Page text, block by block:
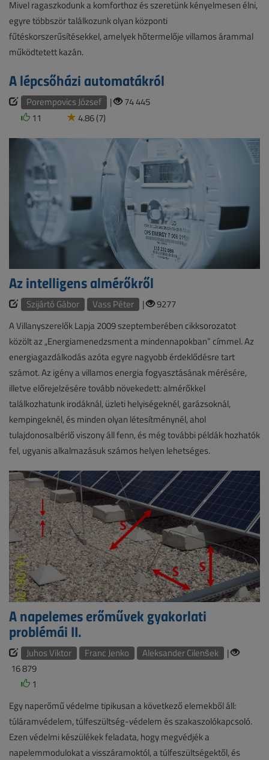
Mivel ragaszkodunk a komforthoz és szeretünk kényelmesen élni,
egyre többször találkozunk olyan központi
fűtéskorszerűsítésekkel, amelyek hőtermelője villamos árammal
működtetett kazán.
A lépcsőházi automatákról
Porempovics József |
74 445
11
4.86 (7)
Az intelligens almérőkről
Szijártó Gábor Vass Péter |
9277
A Villanyszerelők Lapja 2009 szeptemberében cikksorozatot
közölt az „Energiamenedzsment a mindennapokban” címmel. Az
energiagazdálkodás azóta egyre nagyobb érdeklődésre tart
számot. Az igény a villamos energia fogyasztásának mérésére,
illetve előrejelzésére tovább növekedett: almérőkkel
találkozhatunk irodáknál, üzleti helyiségeknél, garázsoknál,
kempingeknél, és minden olyan létesítménynél, ahol
tulajdonosalbérlő viszony áll fenn, és még további példák hozhatók
fel, ugyanis alkalmazásuk számos helyen lehetséges.
A napelemes erőművek gyakorlati
problémái II.
Juhos Viktor Franc Jenko Aleksander Cilenšek
|
16 879
1
Egy naperőmű védelme tipikusan a következő elemekből áll:
túláramvédelem, túlfeszültség-védelem és szakaszolókapcsoló.
Ezen védelmi készülékek feladata, hogy megvédjék a
napelemmodulokat a visszáramoktól, a túlfeszültségektől, és